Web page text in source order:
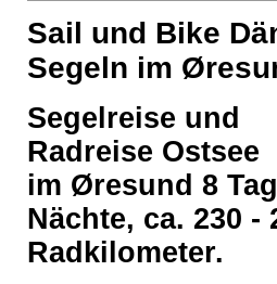
Sail und Bike
Segeln im
Segelreise und
Radreise Ostsee
im Øresund 8
Nächte, ca. 230 -
Radkilometer.